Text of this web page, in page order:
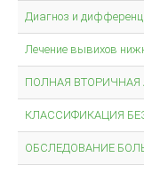
Диагноз и
Лечение вывихов
ПОЛНАЯ ВТОРИЧНАЯ
КЛАССИФИКАЦИЯ
ОБСЛЕДОВАНИЕ